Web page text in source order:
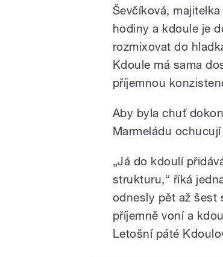
Ševčíková,
hodiny a kdoule je
rozmixovat do
Kdoule má sama
příjemnou
Aby byla chuť
Marmeládu
„Já do kdoulí
strukturu,“ říká
odnesly pět až šest
příjemně voní a
Letošní páté